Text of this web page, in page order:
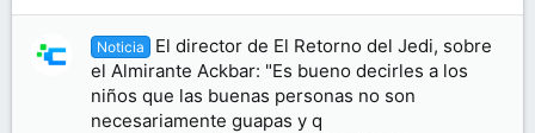
Noticia
El director de El Retorno del Jedi, sobre
el Almirante Ackbar: "Es bueno decirles a los
niños que las buenas personas no son
necesariamente guapas y q